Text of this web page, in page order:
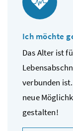
Ich möchte
Das Alter ist
verbunden
neue
gestalten!